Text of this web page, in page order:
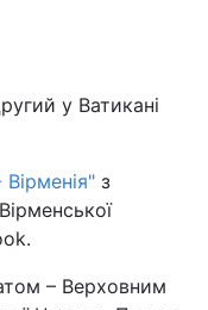
у Ватикані
з
– Верховним